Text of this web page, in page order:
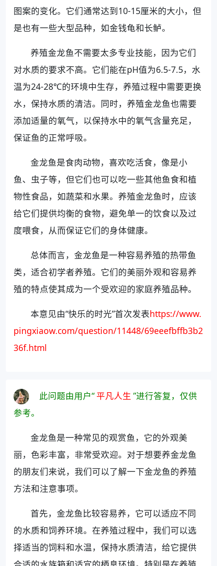
图案的变化。它们通常达到10-15厘米的大小，但
是也有一些大型品种，如金钱龟和长鲈。
养殖金龙鱼不需要太多专业技能，因为它们
对水质的要求不高。它们能在pH值为6.5-7.5，水
温为24-28℃的环境中生存，养殖过程中需要更换
水，保持水质的清洁。同时，养殖金龙鱼也需要
添加适量的氧气，以保持水中的氧气含量充足，
保证鱼的正常呼吸。
金龙鱼是食肉动物，喜欢吃活食，像是小
鱼、虫子等，但它们也可以吃一些其他鱼食和植
物性食品，如蔬菜和水果。养殖金龙鱼时，应该
给它们提供均衡的食物，避免单一的饮食以及过
度喂食，从而保证它们的身体健康。
总体而言，金龙鱼是一种容易养殖的热带鱼
类，适合初学者养殖。它们的美丽外观和容易养
殖的特点使其成为一个受欢迎的家庭养殖品种。
本意见由“快乐的时光”首次发表https://www.
pingxiaow.com/question/11448/69eeefbffb3b2
36f.html
此问题由用户“ 平凡人生 ”进行答复，仅供
参考。
金龙鱼是一种常见的观赏鱼，它的外观美
丽，色彩丰富，非常受欢迎。对于想要养金龙鱼
的朋友们来说，我们可以了解一下金龙鱼的养殖
方法和注意事项。
首先，金龙鱼比较容易养，它可以适应不同
的水质和饲养环境。在养殖过程中，我们可以选
择适当的饲料和水温，保持水质清洁，给它提供